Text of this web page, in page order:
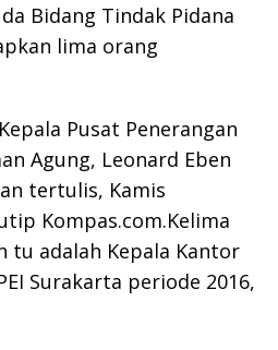
Bidang Tindak Pidana
lima orang
Pusat Penerangan
Agung, Leonard Eben
tertulis, Kamis
Kompas.com.Kelima
tu adalah Kepala Kantor
Surakarta periode 2016,